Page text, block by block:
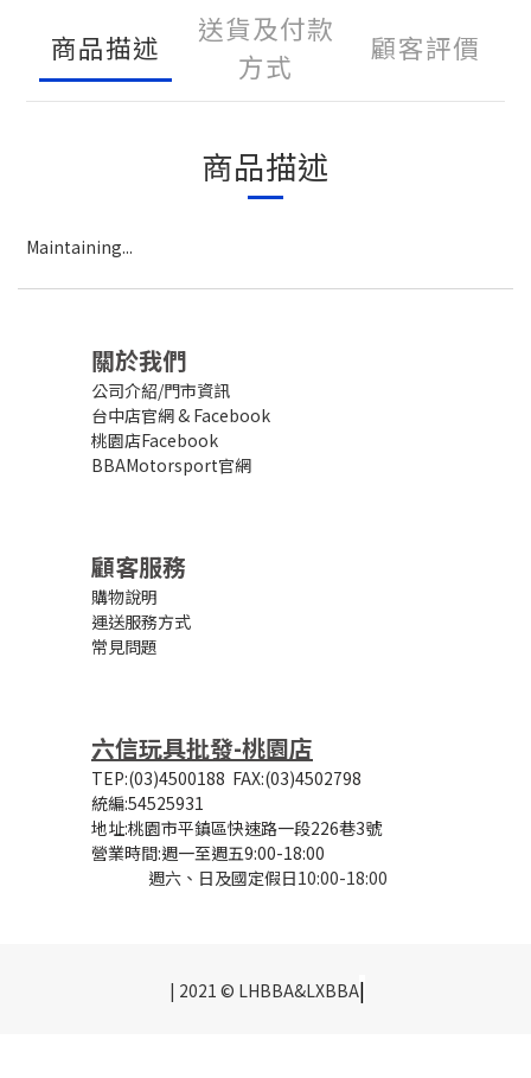
商品描述
送貨及付款
方式
顧客評價
商品描述
Maintaining...
關於我們
公司介紹/門市資訊
台中店官網& Facebook
桃園店Facebook
BBAMotorsport官網
顧客服務
購物說明
運送服務方式
常見問題
六信玩具批發-桃園店
TEP:(03)4500188 FAX:(03)4502798
統編:54525931
地址:桃園市平鎮區快速路一段226巷3號
營業時間:週一至週五9:00-18:00
週六、日及國定假日10:00-18:00
| 2021 © LHBBA&LXBBA|